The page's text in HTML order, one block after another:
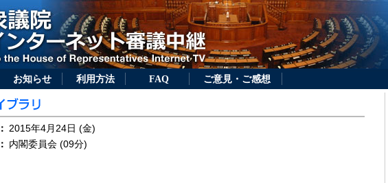
お知らせ 利用方法 FAQ ご意見・ご感想
： 2015年4月24日 (金)
： 内閣委員会 (09分)